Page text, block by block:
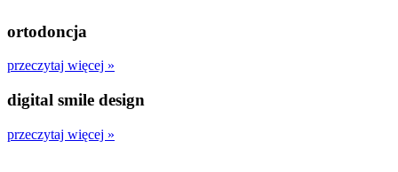
ortodoncja
przeczytaj więcej »
digital smile design
przeczytaj więcej »